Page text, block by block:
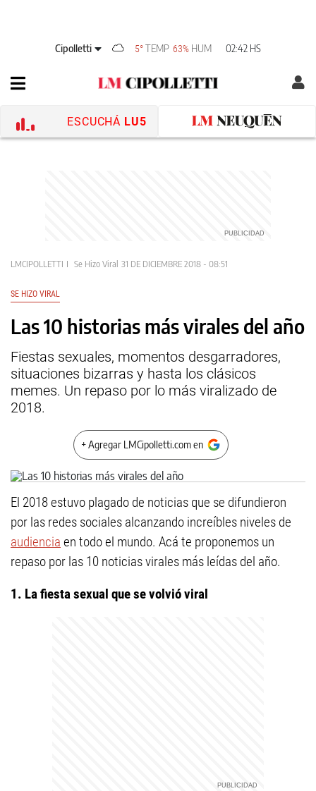
Cipolletti 5° TEMP 63% HUM 02:42 HS
ESCUCHÁ LU5
LMCIPOLLETTI Se Hizo Viral 31 DE DICIEMBRE 2018 - 08:51
SE HIZO VIRAL
Las 10 historias más virales del año
Fiestas sexuales, momentos desgarradores,
situaciones bizarras y hasta los clásicos
memes. Un repaso por lo más viralizado de
2018.
+ Agregar LMCipolletti.com en
El 2018 estuvo plagado de noticias que se difundieron
por las redes sociales alcanzando increíbles niveles de
audiencia en todo el mundo. Acá te proponemos un
repaso por las 10 noticias virales más leídas del año.
1. La fiesta sexual que se volvió viral